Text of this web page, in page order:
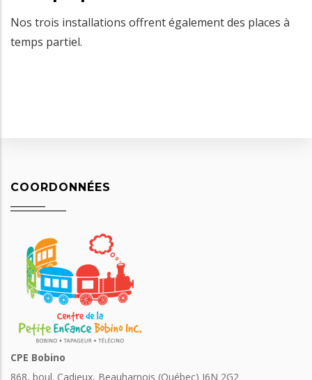
Nos trois installations offrent également des places à
temps partiel.
COORDONNÉES
CPE Bobino
868, boul. Cadieux, Beauharnois (Québec) J6N 2G2